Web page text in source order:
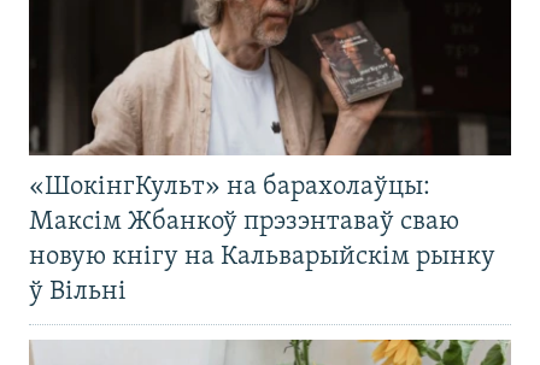
«ШокінгКульт» на барахолаўцы:
Максім Жбанкоў прэзэнтаваў сваю
новую кнігу на Кальварыйскім рынку
ў Вільні